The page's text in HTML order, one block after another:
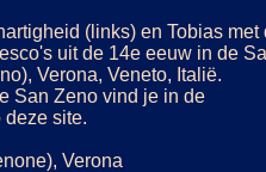
(links) en Tobias met
uit de 14e eeuw in de
Verona, Veneto, Italië.
San Zeno vind je in de
deze site.
Verona